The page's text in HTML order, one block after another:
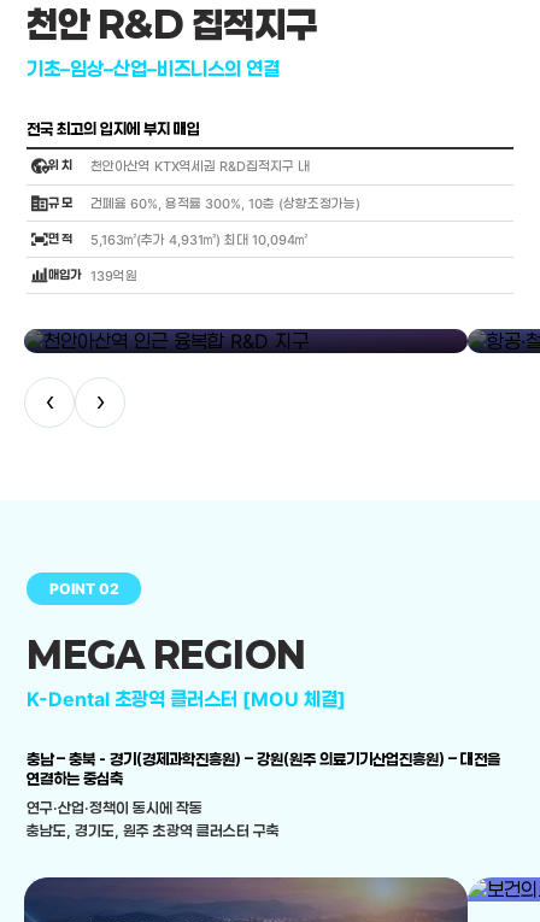
천안 R&D 집적지구
기초–임상–산업–비즈니스의 연결
전국 최고의 입지에 부지 매입
globe_location_pin위 치 천안아산역 KTX역세권 R&D집적지구 내
corporate_fare규 모 건폐율 60%, 용적률 300%, 10층 (상향조정가능)
fit_screen면 적 5,163㎡(추가 4,931㎡) 최대 10,094㎡
bar_chart_4_bars매입가 139억원
‹ ›
POINT 02
MEGA REGION
K-Dental 초광역 클러스터 [MOU 체결]
충남 – 충북 - 경기(경제과학진흥원) – 강원(원주 의료기기산업진흥원) – 대전을
연결하는 중심축
연구·산업·정책이 동시에 작동
충남도, 경기도, 원주 초광역 클러스터 구축